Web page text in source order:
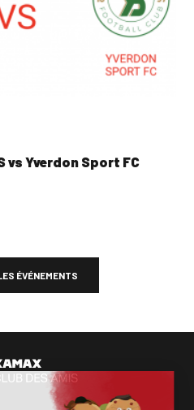
vs Yverdon Sport FC
ÉVÉNEMENTS